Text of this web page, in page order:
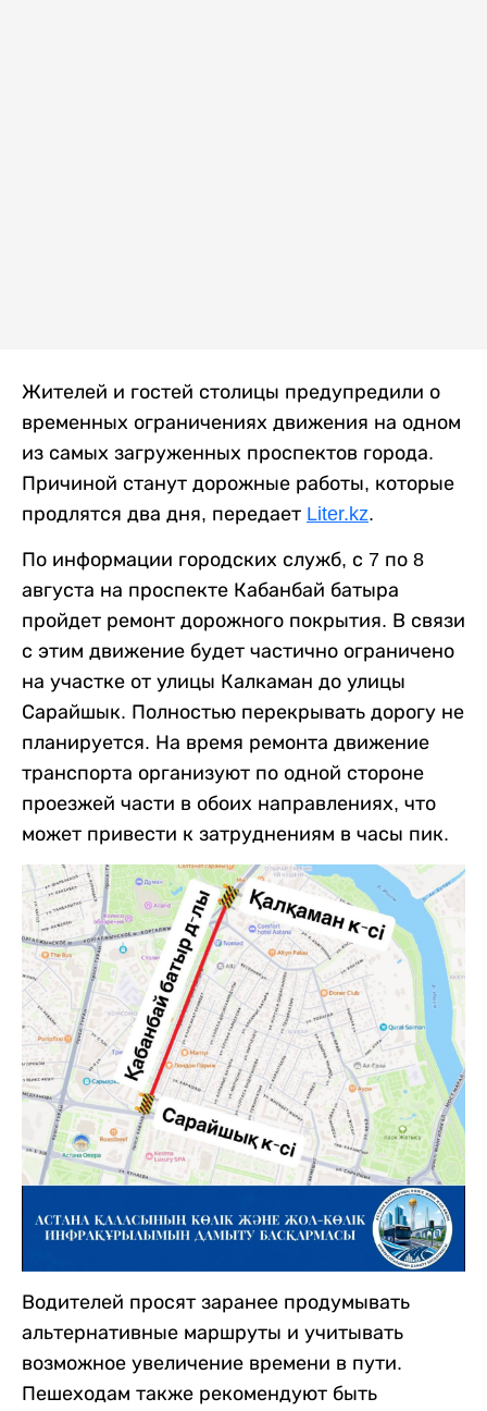
Жителей и гостей столицы предупредили о
временных ограничениях движения на одном
из самых загруженных проспектов города.
Причиной станут дорожные работы, которые
продлятся два дня, передает Liter.kz.
По информации городских служб, с 7 по 8
августа на проспекте Кабанбай батыра
пройдет ремонт дорожного покрытия. В связи
с этим движение будет частично ограничено
на участке от улицы Калкаман до улицы
Сарайшык. Полностью перекрывать дорогу не
планируется. На время ремонта движение
транспорта организуют по одной стороне
проезжей части в обоих направлениях, что
может привести к затруднениям в часы пик.
Водителей просят заранее продумывать
альтернативные маршруты и учитывать
возможное увеличение времени в пути.
Пешеходам также рекомендуют быть